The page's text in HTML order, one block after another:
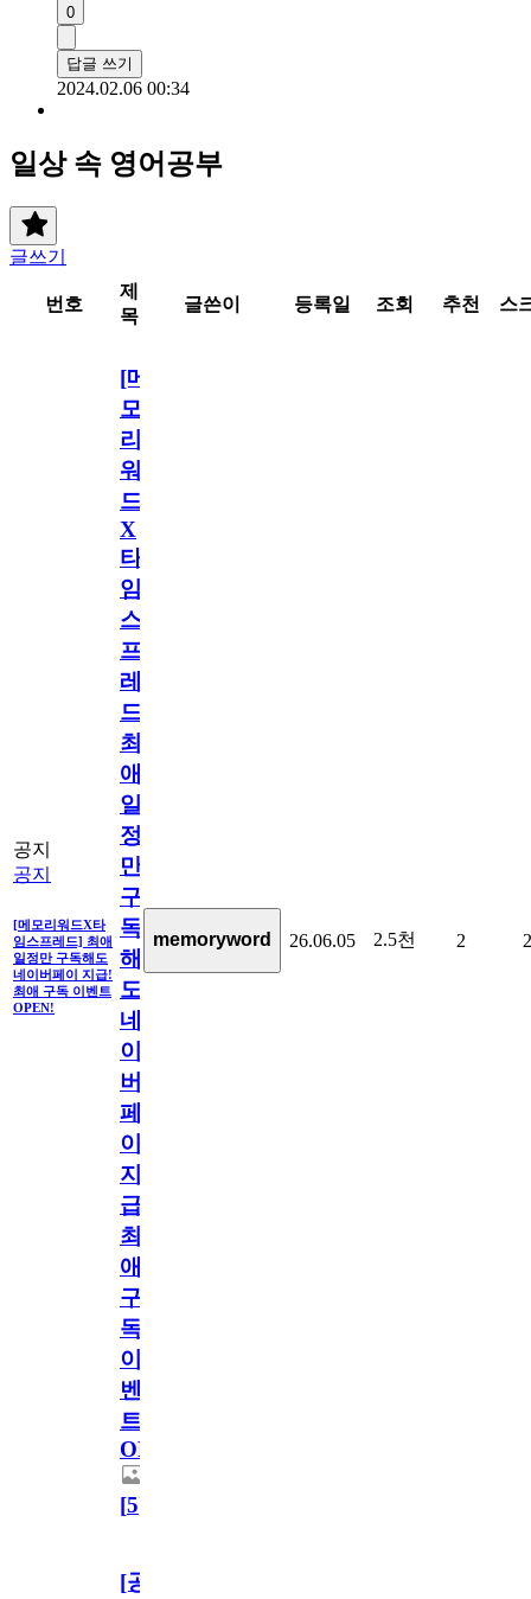
0
답글 쓰기
2024.02.06 00:34
일상 속 영어공부
글쓰기
번호
제
목
글쓴이 등록일 조회 추천 스
공지
공지
[메모리워드X타
임스프레드] 최애
일정만 구독해도
네이버페이 지급!
최애 구독 이벤트
OPEN!
[메
모
리
워
드
X
타
임
스
프
레
드]
최
애
일
정
만
구
독
해
도
네
이
버
페
이
지
급!
최
애
구
독
이
벤
트
OPEN!
[5]
memoryword 26.06.05 2.5천 2 2
[공